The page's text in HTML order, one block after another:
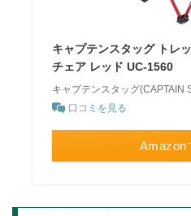
キャプテンスタッグ トレ
チェア レッド UC-1560
キャプテンスタッグ(CAPTAIN
口コミを見る
Amazon